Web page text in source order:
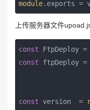
module.exports =
上传服务器文件
const FtpDeploy =
const ftpDeploy =
const version  =